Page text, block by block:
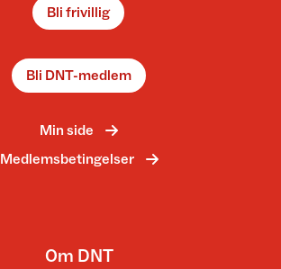
Bli frivillig
Bli DNT-medlem
Min side
Medlemsbetingelser
Om DNT